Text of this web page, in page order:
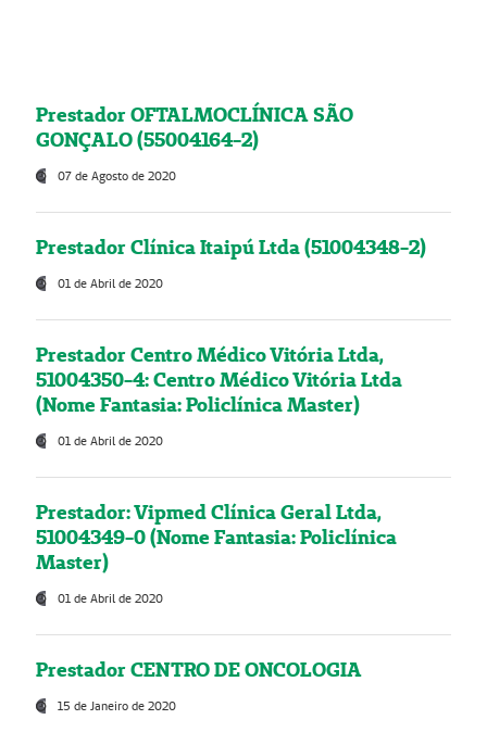
Prestador OFTALMOCLÍNICA SÃO
GONÇALO (55004164-2)
07 de Agosto de 2020
Prestador Clínica Itaipú Ltda (51004348-2)
01 de Abril de 2020
Prestador Centro Médico Vitória Ltda,
51004350-4: Centro Médico Vitória Ltda
(Nome Fantasia: Policlínica Master)
01 de Abril de 2020
Prestador: Vipmed Clínica Geral Ltda,
51004349-0 (Nome Fantasia: Policlínica
Master)
01 de Abril de 2020
Prestador CENTRO DE ONCOLOGIA
15 de Janeiro de 2020